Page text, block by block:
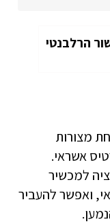
הרלבנטי
מצורות
אשראי.
למכשיר
ואפשר להעביר